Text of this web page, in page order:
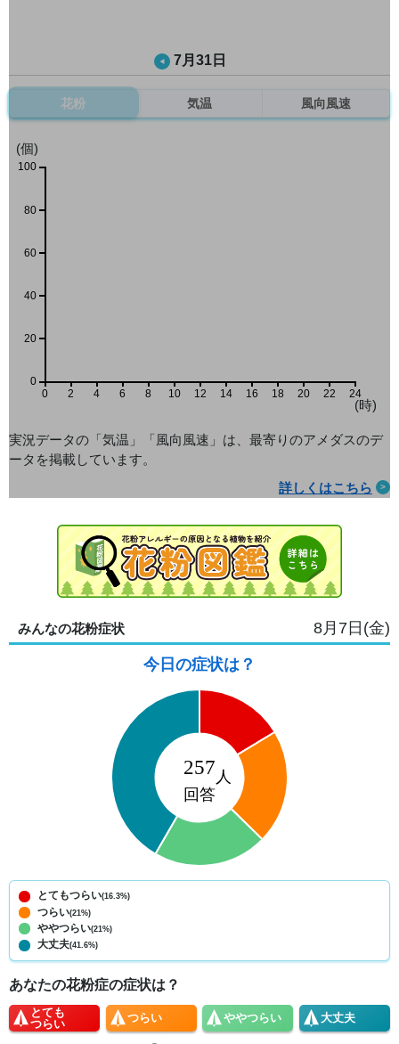
7月31日
花粉 気温 風向風速
0 2 4 6 8 10 12 14 16 18 20 22 24
(個)
(時)
0
20
40
60
80
100
実況データの「気温」「風向風速」は、最寄りのアメダスのデ
ータを掲載しています。
詳しくはこちら
みんなの花粉症状 8月7日(金)
今日の症状は？
とてもつらい(16.3%)
つらい(21%)
ややつらい(21%)
大丈夫(41.6%)
あなたの花粉症の症状は？
とても
つらい
つらい ややつらい 大丈夫